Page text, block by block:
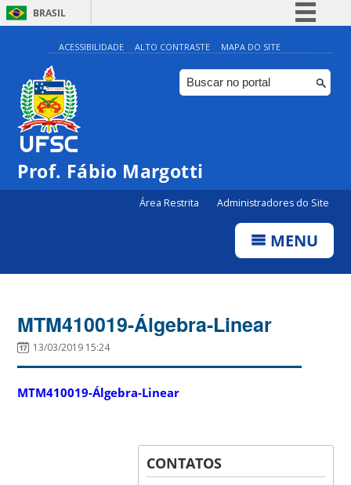
BRASIL
Simplifique!
Comunica BR
Participe
ACESSIBILIDADE ALTO CONTRASTE MAPA DO SITE
Prof. Fábio Margotti
Área Restrita Administradores do Site
MENU
MTM410019-Álgebra-Linear
13/03/2019 15:24
MTM410019-Álgebra-Linear
CONTATOS